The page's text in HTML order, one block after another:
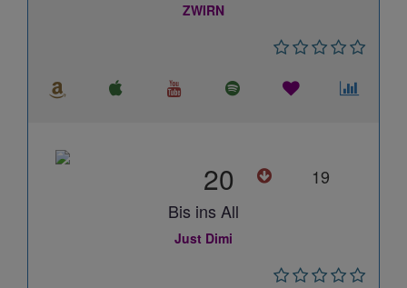
ZWIRN
20
19
Bis ins All
Just Dimi